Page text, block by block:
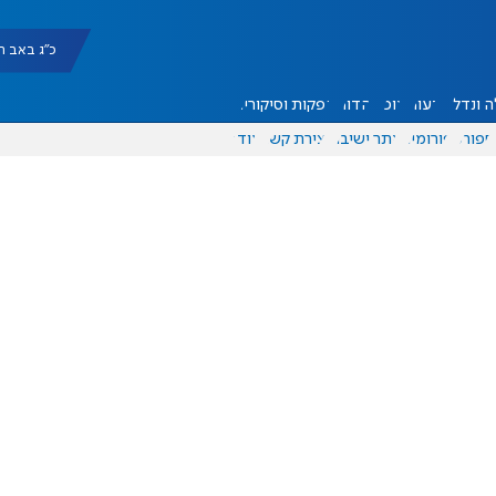
כ"ג באב תשפ"ו
ונדל"ן דעות אוכל יהדות הפקות וסיקורים
ספורט פורומים אתר ישיבה יצירת קשר עוד